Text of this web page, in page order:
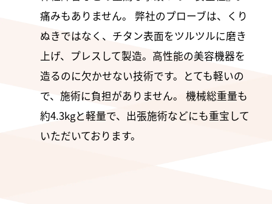
痛みもありません。 弊社のプローブは、くり
ぬきではなく、チタン表面をツルツルに磨き
上げ、プレスして製造。高性能の美容機器を
造るのに欠かせない技術です。とても軽いの
で、施術に負担がありません。 機械総重量も
約4.3kgと軽量で、出張施術などにも重宝して
いただいております。